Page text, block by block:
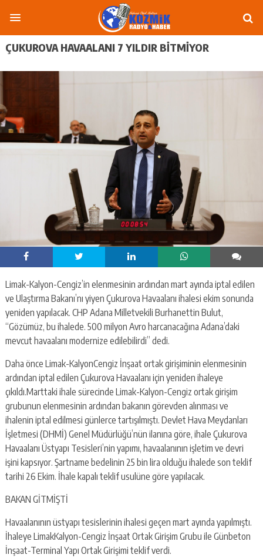
ÇUKUROVA HAVAALANI 7 YILDIR BITMIYOR
Limak-Kalyon-Cengiz’in elenmesinin ardından mart ayında iptal edilen
ve Ulaştırma Bakanı’nı yiyen Çukurova Havaalanı ihalesi ekim sonunda
yeniden yapılacak. CHP Adana Milletvekili Burhanettin Bulut,
“Gözümüz, bu ihalede. 500 milyon Avro harcanacağına Adana’daki
mevcut havaalanı modernize edilebilirdi” dedi.
Daha önce Limak-KalyonCengiz İnşaat ortak girişiminin elenmesinin
ardından iptal edilen Çukurova Havaalanı için yeniden ihaleye
çıkıldı.Marttaki ihale sürecinde Limak-Kalyon-Cengiz ortak girişim
grubunun elenmesinin ardından bakanın görevden alınması ve
ihalenin iptal edilmesi günlerce tartışılmıştı. Devlet Hava Meydanları
İşletmesi (DHMİ) Genel Müdürlüğü’nün ilanına göre, ihale Çukurova
Havaalanı Üstyapı Tesisleri’nin yapımı, havaalanının işletim ve devri
işini kapsıyor. Şartname bedelinin 25 bin lira olduğu ihalede son teklif
tarihi 26 Ekim. İhale kapalı teklif usulüne göre yapılacak.
BAKAN GİTMİŞTİ
Havaalanının üstyapı tesislerinin ihalesi geçen mart ayında yapılmıştı.
İhaleye LimakKalyon-Cengiz İnşaat Ortak Girişim Grubu ile Günbeton
İnşaat-Terminal Yapı Ortak Girişimi teklif verdi.